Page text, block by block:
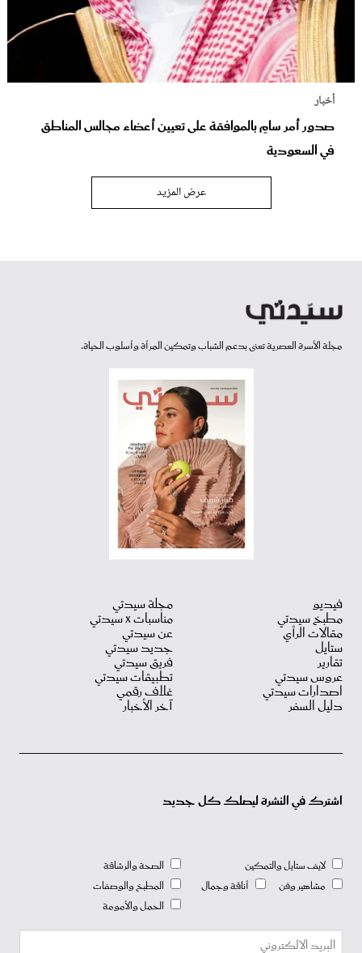
أخبار
صدور أمر سامٍ بالموافقة على تعيين أعضاء مجالس المناطق
في السعودية
عرض المزيد
مجلة الأسرة العصرية تعنى بدعم الشباب وتمكين المرأة وأسلوب الحياة.
فيديو
مطبخ سيدتي
مقالات الرأي
ستايل
تقارير
عروس سيدتي
اصدارات سيدتي
دليل السفر
مجلة سيدتي
مناسبات X سيدتي
عن سيدتي
جديد سيدتي
فريق سيدتي
تطبيقات سيدتي
غلاف رقمي
آخر الأخبار
اشترك في النشرة ليصلك كل جديد
لايف ستايل والتمكين
مشاهير وفن
أناقة وجمال
الصحة والرشاقة
المطبخ والوصفات
الحمل والأمومة